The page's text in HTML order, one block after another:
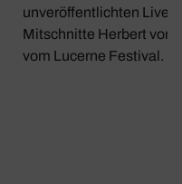
unveröffentlichten Live-
Mitschnitte Herbert von
vom Lucerne Festival.